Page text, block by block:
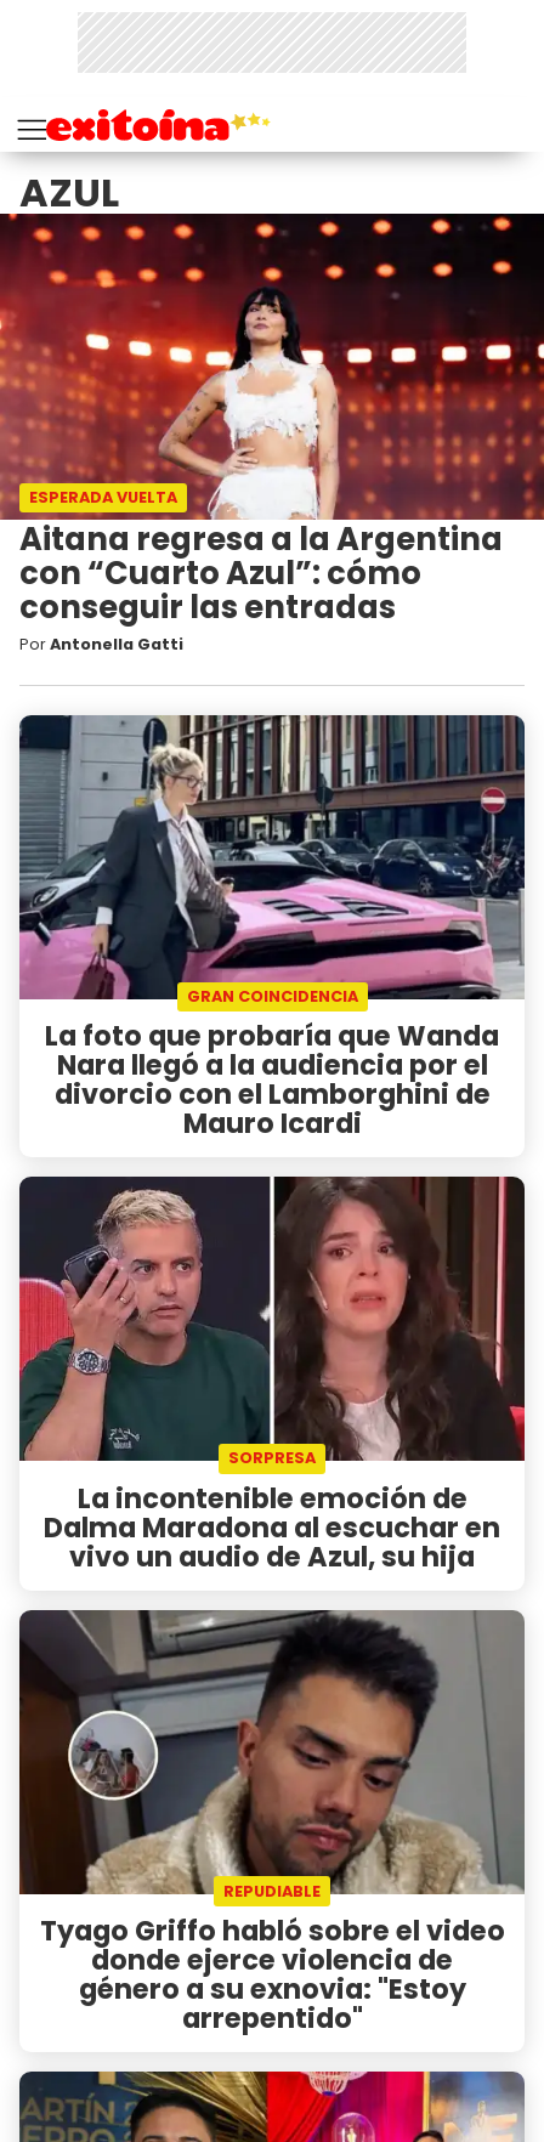
AZUL
ESPERADA VUELTA
Aitana regresa a la Argentina
con “Cuarto Azul”: cómo
conseguir las entradas
PorAntonella Gatti
GRAN COINCIDENCIA
La foto que probaría que Wanda
Nara llegó a la audiencia por el
divorcio con el Lamborghini de
Mauro Icardi
SORPRESA
La incontenible emoción de
Dalma Maradona al escuchar en
vivo un audio de Azul, su hija
REPUDIABLE
Tyago Griffo habló sobre el video
donde ejerce violencia de
género a su exnovia: "Estoy
arrepentido"